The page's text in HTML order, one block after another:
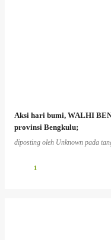
Aksi hari bumi, WALHI
provinsi Bengkulu;
diposting oleh Unknown pada
1